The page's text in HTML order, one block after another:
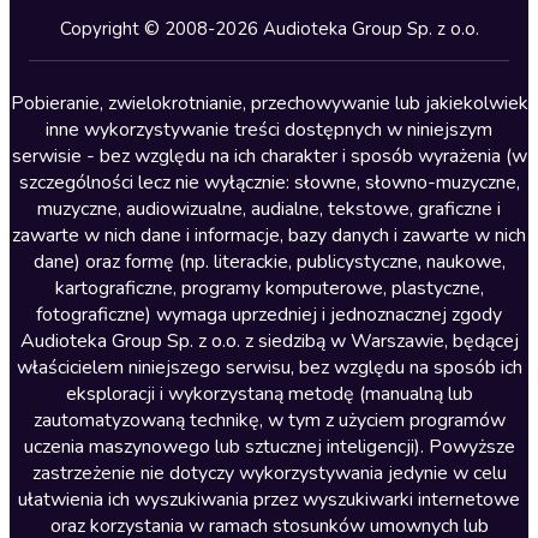
Kryminały
Lektury szkolne
Literatura anglojęzyczna
Literatura faktu
Literatura obyczajowa
Literatura piękna obca
Literatura piękna polska
Nagrania relaksacyjne
Nauka języków
Nauki humanistyczne
Podcasty i audycje
Polityka
Prasa
Copyright © 2008-2026 Audioteka Group Sp. z o.o.
Pobieranie, zwielokrotnianie, przechowywanie lub jakiekolwiek
inne wykorzystywanie treści dostępnych w niniejszym
serwisie - bez względu na ich charakter i sposób wyrażenia (w
szczególności lecz nie wyłącznie: słowne, słowno-muzyczne,
muzyczne, audiowizualne, audialne, tekstowe, graficzne i
zawarte w nich dane i informacje, bazy danych i zawarte w nich
dane) oraz formę (np. literackie, publicystyczne, naukowe,
kartograficzne, programy komputerowe, plastyczne,
fotograficzne) wymaga uprzedniej i jednoznacznej zgody
Audioteka Group Sp. z o.o. z siedzibą w Warszawie, będącej
właścicielem niniejszego serwisu, bez względu na sposób ich
eksploracji i wykorzystaną metodę (manualną lub
zautomatyzowaną technikę, w tym z użyciem programów
uczenia maszynowego lub sztucznej inteligencji). Powyższe
zastrzeżenie nie dotyczy wykorzystywania jedynie w celu
ułatwienia ich wyszukiwania przez wyszukiwarki internetowe
oraz korzystania w ramach stosunków umownych lub